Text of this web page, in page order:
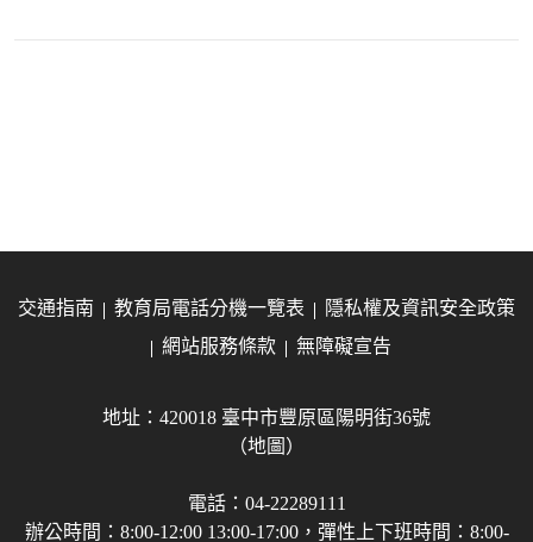
交通指南 教育局電話分機一覽表
隱私權及資訊安全政策
網站服務條款
無障礙宣告
地址：420018 臺中市豐原區陽明街36號
（地圖）
電話：04-22289111
辦公時間：8:00-12:00 13:00-17:00，彈性上下班時間：8:00-